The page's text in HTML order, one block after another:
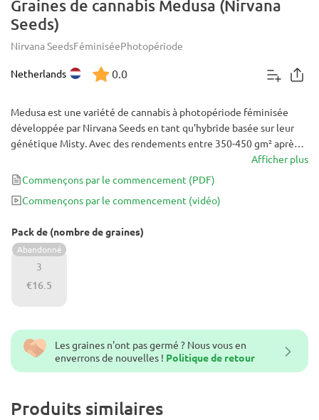
Graines de cannabis Medusa (Nirvana
Seeds)
Nirvana SeedsFéminiséePhotopériode
Netherlands 0.0
Les graines n'ont pas germé ? Nous vous en
enverrons de nouvelles ! Politique de retour
Produits similaires
Medusa est une variété de cannabis à photopériode féminisée
développée par Nirvana Seeds en tant qu'hybride basée sur leur
génétique Misty. Avec des rendements entre 350-450 gm² après
une période de floraison de 10 semaines, cette variété est
incontournable pour les amateurs de cannabis qui cherchent à
élargir leurs horizons et à cultiver une variété dont ils n'avaient
peut-être même pas entendu parler auparavant!
Afficher plus
Commençons par le commencement (PDF)
Commençons par le commencement (vidéo)
Pack de (nombre de graines)
3
Abandonné
€16.5